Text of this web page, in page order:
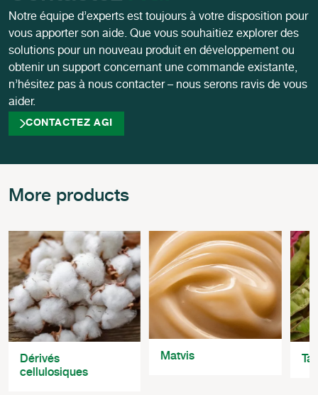
Notre équipe d’experts est toujours à votre disposition pour
vous apporter son aide. Que vous souhaitiez explorer des
solutions pour un nouveau produit en développement ou
obtenir un support concernant une commande existante,
n’hésitez pas à nous contacter – nous serons ravis de vous
aider.
CONTACTEZ AGI
More products
Dérivés
cellulosiques
Matvis